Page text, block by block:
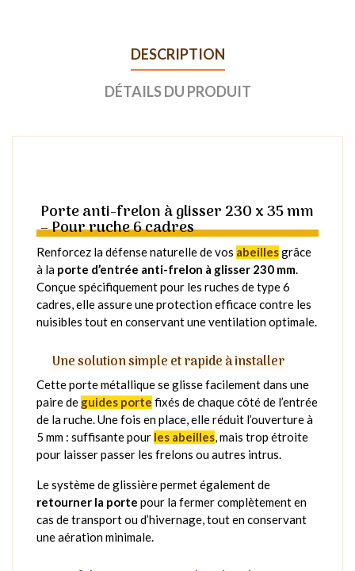
DESCRIPTION
DÉTAILS DU PRODUIT
Porte anti-frelon à glisser 230 x 35 mm
– Pour ruche 6 cadres
Renforcez la défense naturelle de vos abeillesgrâce
à la porte d’entrée anti-frelon à glisser 230 mm.
Conçue spécifiquement pour les ruches de type 6
cadres, elle assure une protection efficace contre les
nuisibles tout en conservant une ventilation optimale.
Une solution simple et rapide à installer
Cette porte métallique se glisse facilement dans une
paire de guides porte fixés de chaque côté de l’entrée
de la ruche. Une fois en place, elle réduit l’ouverture à
5 mm : suffisante pour les abeilles, mais trop étroite
pour laisser passer les frelons ou autres intrus.
Le système de glissière permet également de
retourner la porte pour la fermer complètement en
cas de transport ou d’hivernage, tout en conservant
une aération minimale.